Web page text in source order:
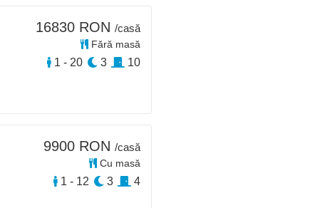
16830 RON /casă
Fără masă
1 - 20 3 10
9900 RON /casă
Cu masă
1 - 12 3 4